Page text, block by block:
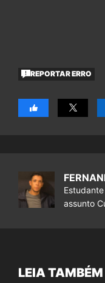
REPORTAR ERRO
assunto
LEIA TAMBÉM